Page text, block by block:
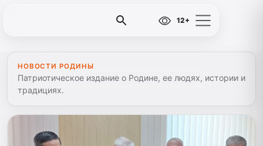
12+
НОВОСТИ РОДИНЫ
Патриотическое издание о Родине, ее людях, истории и
традициях.